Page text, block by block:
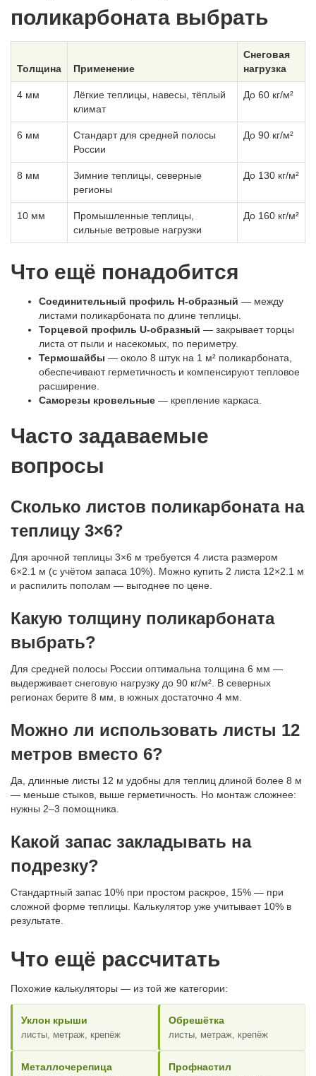
поликарбоната выбрать
Толщина Применение
Снеговая
нагрузка
4 мм
Лёгкие теплицы, навесы, тёплый
климат
До 60 кг/м²
6 мм
Стандарт для средней полосы
России
До 90 кг/м²
8 мм
Зимние теплицы, северные
регионы
До 130 кг/м²
10 мм
Промышленные теплицы,
сильные ветровые нагрузки
До 160 кг/м²
Что ещё понадобится
Соединительный профиль H-образный — между
листами поликарбоната по длине теплицы.
Торцевой профиль U-образный — закрывает торцы
листа от пыли и насекомых, по периметру.
Термошайбы — около 8 штук на 1 м² поликарбоната,
обеспечивают герметичность и компенсируют тепловое
расширение.
Саморезы кровельные — крепление каркаса.
Часто задаваемые
вопросы
Сколько листов поликарбоната на
теплицу 3×6?
Для арочной теплицы 3×6 м требуется 4 листа размером
6×2.1 м (с учётом запаса 10%). Можно купить 2 листа 12×2.1 м
и распилить пополам — выгоднее по цене.
Какую толщину поликарбоната
выбрать?
Для средней полосы России оптимальна толщина 6 мм —
выдерживает снеговую нагрузку до 90 кг/м². В северных
регионах берите 8 мм, в южных достаточно 4 мм.
Можно ли использовать листы 12
метров вместо 6?
Да, длинные листы 12 м удобны для теплиц длиной более 8 м
— меньше стыков, выше герметичность. Но монтаж сложнее:
нужны 2–3 помощника.
Какой запас закладывать на
подрезку?
Стандартный запас 10% при простом раскрое, 15% — при
сложной форме теплицы. Калькулятор уже учитывает 10% в
результате.
Что ещё рассчитать
Похожие калькуляторы — из той же категории:
Уклон крыши
листы, метраж, крепёж
Обрешётка
листы, метраж, крепёж
Металлочерепица Профнастил